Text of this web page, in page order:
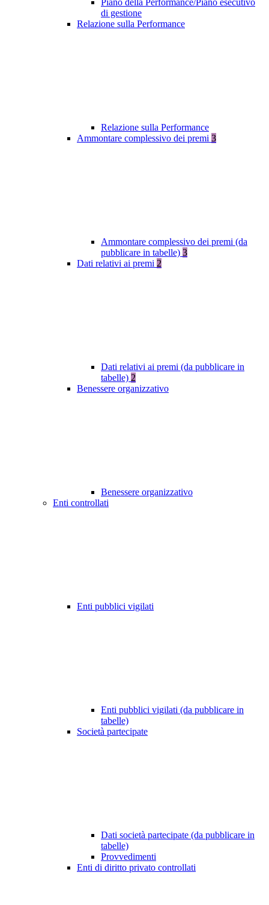
Piano della Performance/Piano esecutivo
di gestione
Relazione sulla Performance
Relazione sulla Performance
Ammontare complessivo dei premi 3
Ammontare complessivo dei premi (da
pubblicare in tabelle) 3
Dati relativi ai premi 2
Dati relativi ai premi (da pubblicare in
tabelle) 2
Benessere organizzativo
Benessere organizzativo
Enti controllati
Enti pubblici vigilati
Enti pubblici vigilati (da pubblicare in
tabelle)
Società partecipate
Dati società partecipate (da pubblicare in
tabelle)
Provvedimenti
Enti di diritto privato controllati